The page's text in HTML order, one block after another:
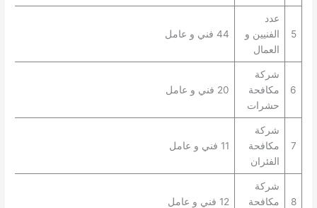
5
عدد
الفنيين و
العمال
44 فني و عامل
6
شركة
مكافحة
حشرات
20 فني و عامل
7
شركة
مكافحة
الفئران
11 فني و عامل
8
شركة
مكافحة
12 فني و عامل